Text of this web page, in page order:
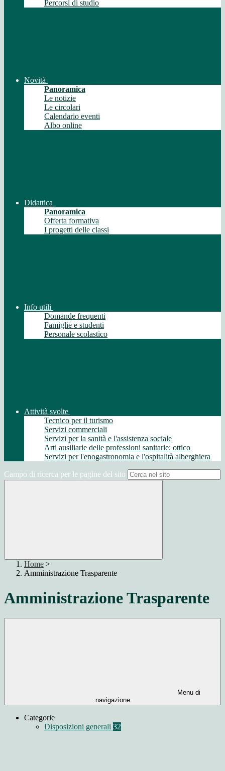
Percorsi di studio
Novità
Panoramica
Le notizie
Le circolari
Calendario eventi
Albo online
Didattica
Panoramica
Offerta formativa
I progetti delle classi
Info utili
Domande frequenti
Famiglie e studenti
Personale scolastico
Attività svolte
Tecnico per il turismo
Servizi commerciali
Servizi per la sanità e l'assistenza sociale
Arti ausiliarie delle professioni sanitarie: ottico
Servizi per l'enogastronomia e l'ospitalità alberghiera
Campo di ricerca per le pagine del sito
Home >
Amministrazione Trasparente
Amministrazione Trasparente
Menu di
navigazione
Categorie
Disposizioni generali 32